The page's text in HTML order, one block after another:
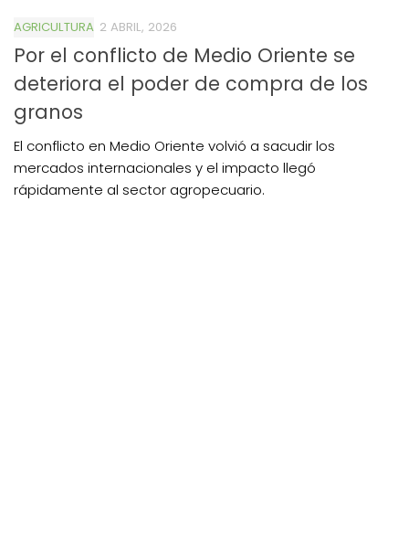
AGRICULTURA 2 ABRIL, 2026
Por el conflicto de Medio Oriente se
deteriora el poder de compra de los
granos
El conflicto en Medio Oriente volvió a sacudir los
mercados internacionales y el impacto llegó
rápidamente al sector agropecuario.